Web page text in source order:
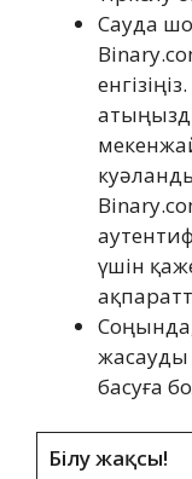
Сауда
үшін
жасауды
басуға
Білу жақсы!